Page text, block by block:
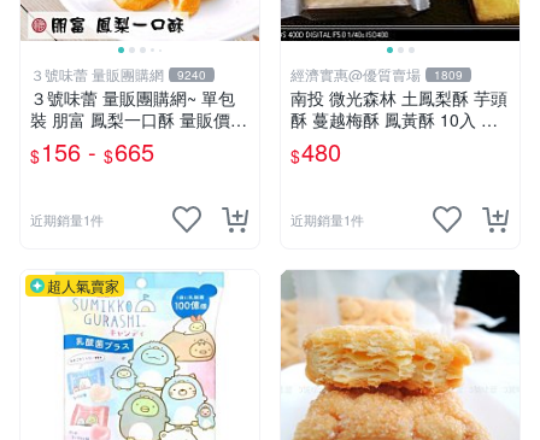
３號味蕾 量販團購網 9240
３號味蕾 量販團購網~ 單包
裝 朋富 鳳梨一口酥 量販價..
(奶蛋素)
$156 - $665
近期銷量1件
經濟實惠@優質賣場 1809
南投 微光森林 土鳳梨酥 芋頭
酥 蔓越梅酥 鳳黃酥 10入 全
國土鳳梨酥評比第四名
$480
近期銷量1件
超人氣賣家